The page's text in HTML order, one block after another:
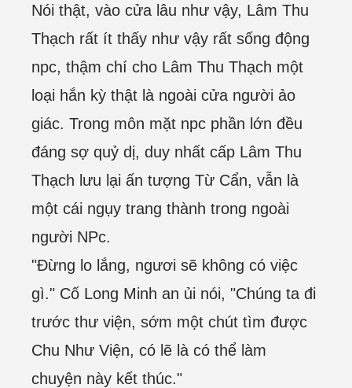
Nói thật, vào cửa lâu như vậy, Lâm Thu
Thạch rất ít thấy như vậy rất sống động
npc, thậm chí cho Lâm Thu Thạch một
loại hắn kỳ thật là ngoài cửa người ảo
giác. Trong môn mặt npc phần lớn đều
đáng sợ quỷ dị, duy nhất cấp Lâm Thu
Thạch lưu lại ấn tượng Từ Cẩn, vẫn là
một cái ngụy trang thành trong ngoài
người NPc.
"Đừng lo lắng, ngươi sẽ không có việc
gì." Cố Long Minh an ủi nói, "Chúng ta đi
trước thư viện, sớm một chút tìm được
Chu Như Viện, có lẽ là có thể làm
chuyện này kết thúc."